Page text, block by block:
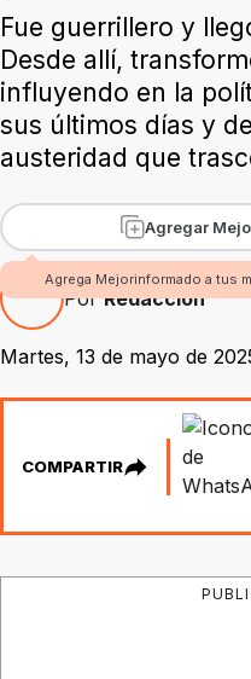
Fue guerrillero y
Desde allí,
influyendo en la
sus últimos días y
austeridad que
Agregar
Agrega Mejorinformado a tus
PorRedacción
Martes, 13 de mayo de
COMPARTIR